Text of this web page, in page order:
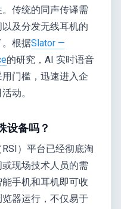
传统的同声传译需
及分发无线耳机的
。根据Slator —
的研究，AI 实时语音
门槛，迅速进入企
动。
设备吗？
）平台已经彻底淘
现场技术人员的需
手机和耳机即可收
器运行，不仅易于